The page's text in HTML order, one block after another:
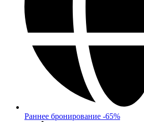
Раннее бронирование -65%